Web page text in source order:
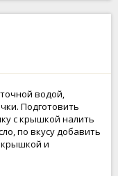
водой,
Подготовить
с крышкой налить
по вкусу добавить
крышкой и